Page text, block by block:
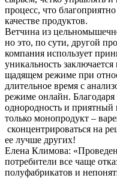
процесс, что
качестве продуктов.
Ветчина из
но это, по сути, другой
компания использует
уникальность
щадящем режиме при
длительное время с
режиме онлайн. Благодаря
однородность и
только монопродукт –
сконцентрироваться на
ее лучше других!
Елена Климова:
потребители все чаще
полуфабрикатов и